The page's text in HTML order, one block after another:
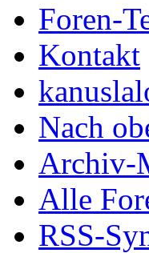
Foren-
Kontakt
Nach
Archiv-
Alle
RSS-